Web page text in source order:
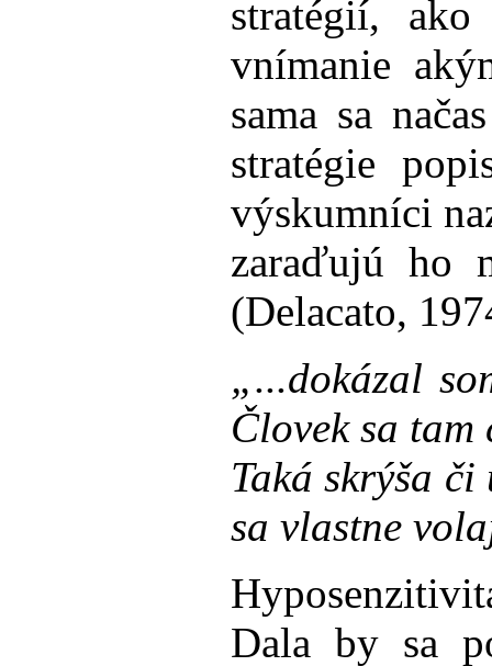
stratégií,
vnímanie
sama sa
stratégie
výskumníci
zaraďujú ho
(Delacato,
„...dokázal
Človek sa
Taká skrýša
sa vlastne
Dala by sa